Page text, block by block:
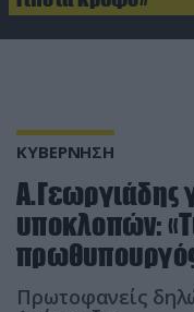
ΚΥΒΕΡΝΗΣΗ
Α.Γεωργιάδης
υποκλοπών:
Πρωτοφανείς